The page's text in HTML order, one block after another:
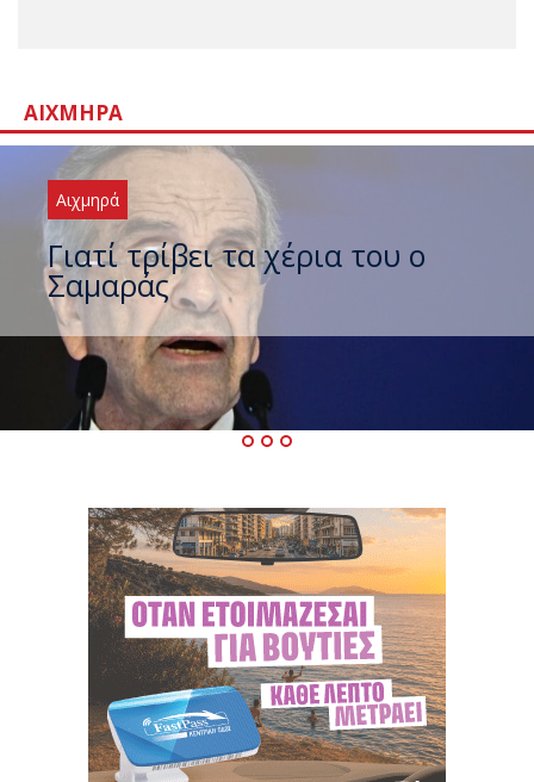
ΑΙΧΜΗΡΆ
Αιχμηρά
Ξαναχτύπησαν